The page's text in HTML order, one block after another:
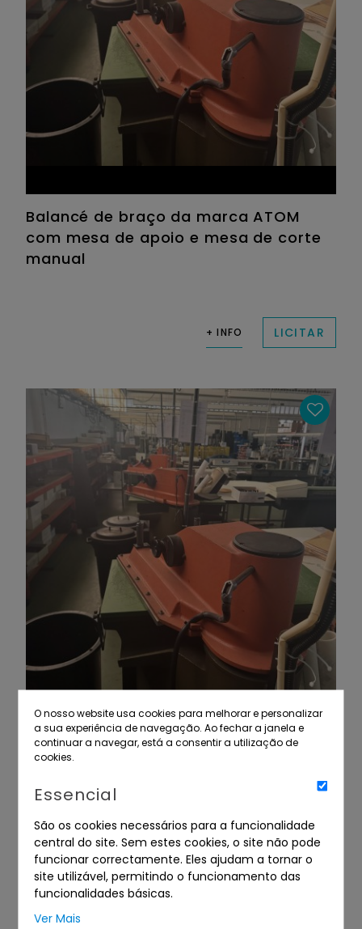
O nosso website usa cookies para melhorar e personalizar
a sua experiência de navegação. Ao fechar a janela e
continuar a navegar, está a consentir a utilização de
cookies.
Essencial
São os cookies necessários para a funcionalidade
central do site. Sem estes cookies, o site não pode
funcionar correctamente. Eles ajudam a tornar o
site utilizável, permitindo o funcionamento das
funcionalidades básicas.
Ver Mais
Balancé de braço da marca ATOM
com mesa de apoio e mesa de corte
manual
+ INFO LICITAR
Balancé de braço da marca ATOM
manual
+ INFO LICITAR